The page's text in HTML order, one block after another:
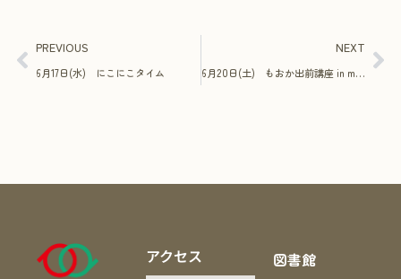
PREVIOUS
6月17日(水) にこにこタイム
NEXT
6月20日(土) もおか出前講座 in monaca ステンドグラスづくり体験
アクセス
図書館